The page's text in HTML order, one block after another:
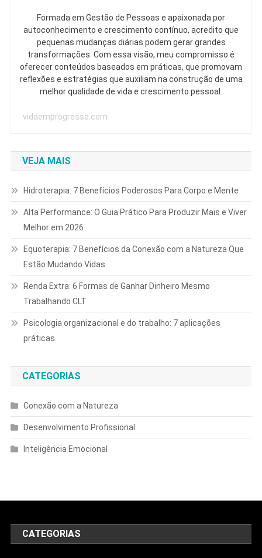
Formada em Gestão de Pessoas e apaixonada por
autoconhecimento e crescimento contínuo, acredito que
pequenas mudanças diárias podem gerar grandes
transformações. Com essa visão, meu compromisso é
oferecer conteúdos baseados em práticas, que promovam
reflexões e estratégias que auxiliam na construção de uma
melhor qualidade de vida e crescimento pessoal.
vidaemprogresso.com
VEJA MAIS
Hidroterapia: 7 Benefícios Poderosos Para Corpo e Mente
Alta Performance: O Guia Prático Para Produzir Mais e Viver
Melhor em 2026
Equoterapia: 7 Benefícios da Conexão com a Natureza Que
Estão Mudando Vidas
Renda Extra: 6 Formas de Ganhar Dinheiro Mesmo
Trabalhando CLT
Psicologia organizacional e do trabalho: 7 aplicações
práticas
CATEGORIAS
Conexão com a Natureza
Desenvolvimento Profissional
Inteligência Emocional
CATEGORIAS